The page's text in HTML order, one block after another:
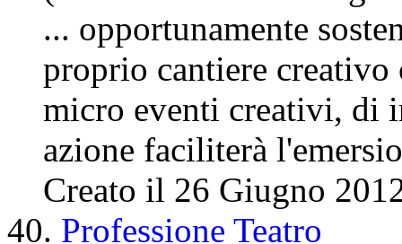
... opportunamente
proprio cantiere
micro eventi creativi, di
azione faciliterà
Creato il 26 Giugno
40. Professione Teatro